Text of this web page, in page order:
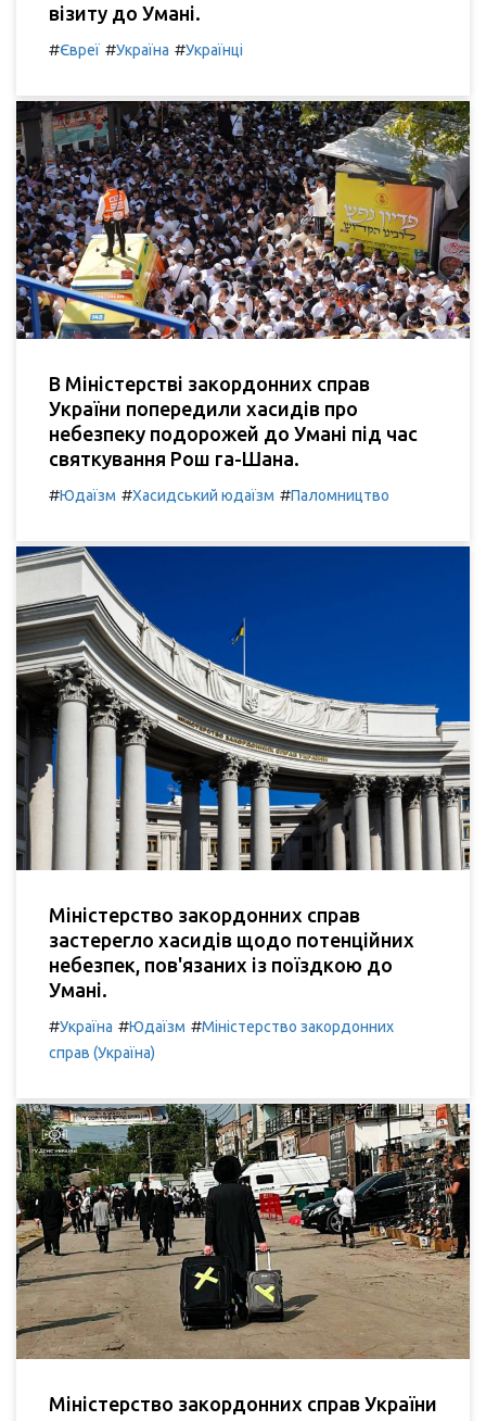
візиту до Умані.
#Євреї #Україна #Українці
В Міністерстві закордонних справ
України попередили хасидів про
небезпеку подорожей до Умані під час
святкування Рош га-Шана.
#Юдаїзм #Хасидський юдаїзм #Паломництво
Міністерство закордонних справ
застерегло хасидів щодо потенційних
небезпек, пов'язаних із поїздкою до
Умані.
#Україна #Юдаїзм #Міністерство закордонних
справ (Україна)
Міністерство закордонних справ України